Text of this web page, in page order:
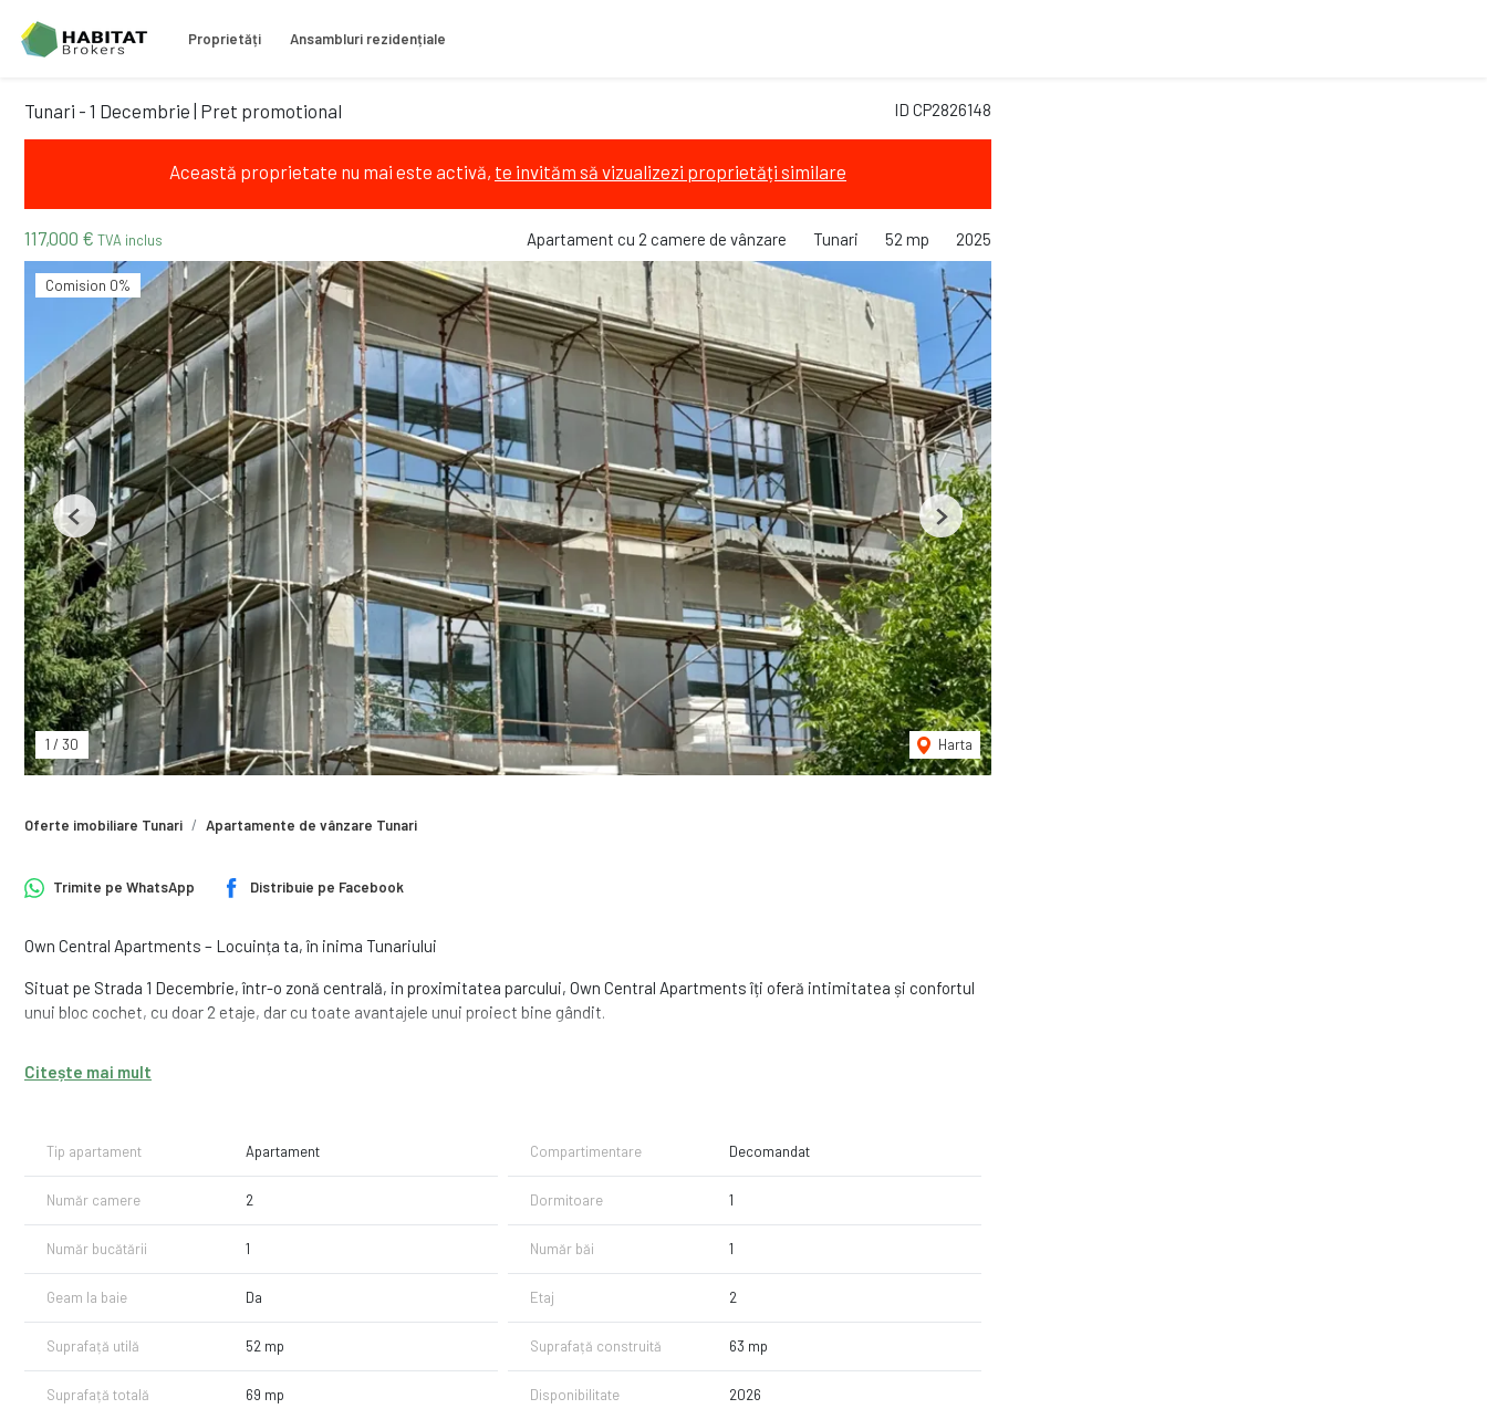
Proprietăți Ansambluri rezidențiale
ID CP2826148
Tunari - 1 Decembrie | Pret promotional
Această proprietate nu mai este activă, te invităm să vizualizezi proprietăți similare
117,000 € TVA inclus Apartament cu 2 camere de vânzare Tunari 52 mp 2025
Comision 0%
1 / 30 Harta
Previous Next
Oferte imobiliare Tunari Apartamente de vânzare Tunari
Trimite pe WhatsApp Distribuie pe Facebook
Own Central Apartments – Locuința ta, în inima Tunariului
Situat pe Strada 1 Decembrie, într-o zonă centrală, in proximitatea parcului, Own Central Apartments îți oferă intimitatea și confortul
unui bloc cochet, cu doar 2 etaje, dar cu toate avantajele unui proiect bine gândit.
Finisaje moderne și materiale de calitate
Apartments poate fi locul potrivit pentru tine.
Citește mai mult
Tip apartament Apartament Compartimentare Decomandat
Număr camere 2 Dormitoare 1
Număr bucătării 1 Număr băi 1
Geam la baie Da Etaj 2
Suprafață utilă 52 mp Suprafață construită 63 mp
Suprafață totală 69 mp Disponibilitate 2026